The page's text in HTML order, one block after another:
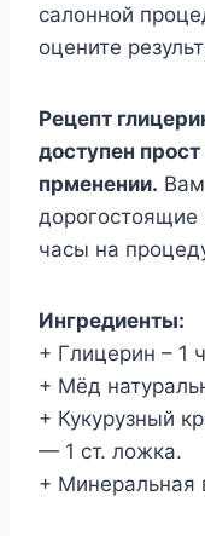
салонной
оцените
Рецепт
доступен
прменении.
дорогостоящие
часы на
Ингредиенты:
+ Глицерин – 1
+ Мёд
+ Кукурузный
— 1 ст. ложка.
+ Минеральная